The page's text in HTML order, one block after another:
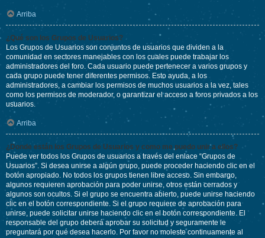
Arriba
¿Qué son los Grupos de Usuarios?
Los Grupos de Usuarios son conjuntos de usuarios que dividen a la
comunidad en sectores manejables con los cuales puede trabajar los
administradores del foro. Cada usuario puede pertenecer a varios grupos y
cada grupo puede tener diferentes permisos. Esto ayuda, a los
administradores, a cambiar los permisos de muchos usuarios a la vez, tales
como los permisos de moderador, o garantizar el acceso a foros privados a los
usuarios.
Arriba
¿Donde están los Grupos de Usuarios y como me puedo unir a ellos?
Puede ver todos los Grupos de usuarios a través del enlace “Grupos de
Usuarios”. Si desea unirse a algún grupo, puede proceder haciendo clic en el
botón apropiado. No todos los grupos tienen libre acceso. Sin embargo,
algunos requieren aprobación para poder unirse, otros están cerrados y
algunos son ocultos. Si el grupo se encuentra abierto, puede unirse haciendo
clic en el botón correspondiente. Si el grupo requiere de aprobación para
unirse, puede solicitar unirse haciendo clic en el botón correspondiente. El
responsable del grupo deberá aprobar su solicitud y seguramente le
preguntará por qué desea hacerlo. Por favor no moleste continuamente al